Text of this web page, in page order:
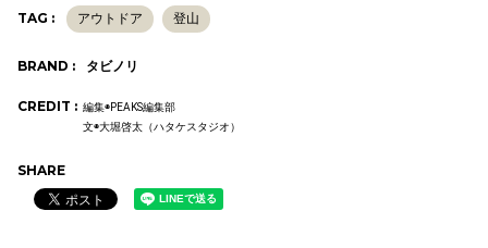
TAG : アウトドア 登山
BRAND : タビノリ
CREDIT : 編集◉PEAKS編集部
文◉大堀啓太（ハタケスタジオ）
SHARE